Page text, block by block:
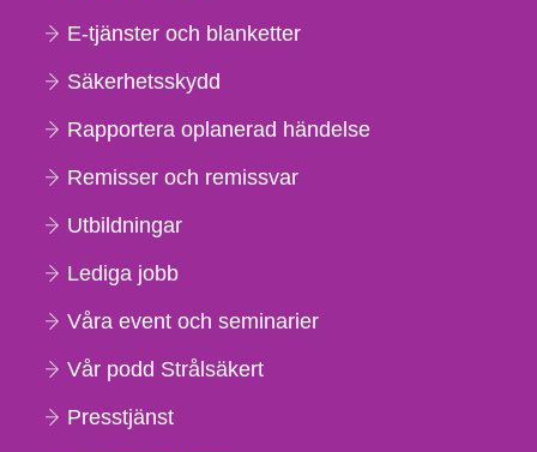
E-tjänster och blanketter
Säkerhetsskydd
Rapportera oplanerad händelse
Remisser och remissvar
Utbildningar
Lediga jobb
Våra event och seminarier
Vår podd Strålsäkert
Presstjänst